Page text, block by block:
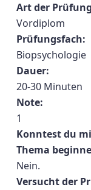
Art der
Vordiplom
Prüfungsfach:
Biopsychologie
Dauer:
20-30 Minuten
Note:
1
Konntest du
Thema
Nein.
Versucht der